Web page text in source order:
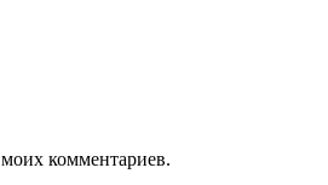
комментариев.